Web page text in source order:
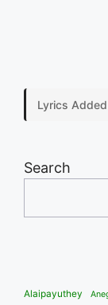
Lyrics
Search
Alaipayuthey